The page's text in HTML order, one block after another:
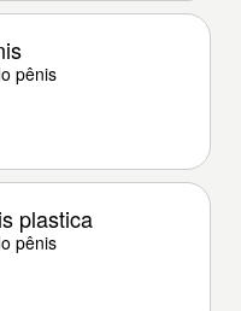
pênis
plastica
pênis